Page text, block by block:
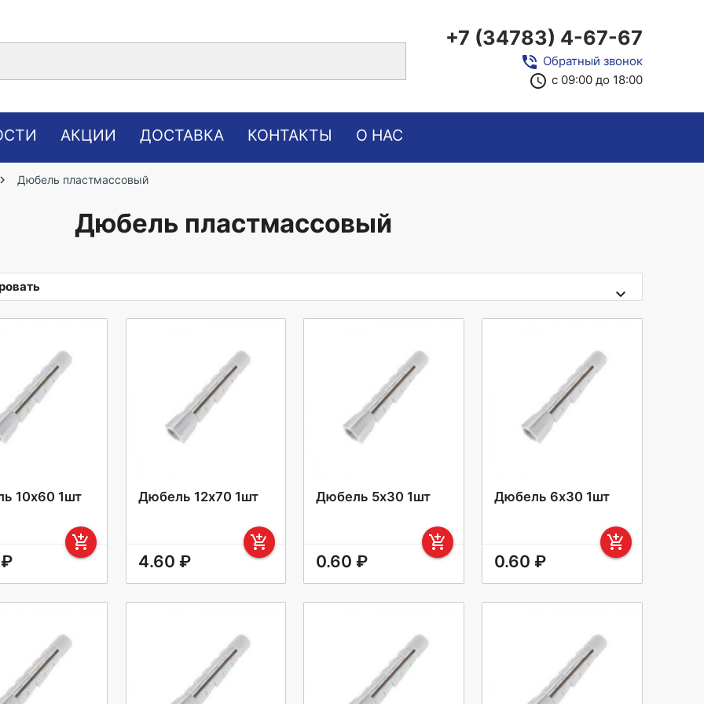
+7 (34783) 4-67-67
phone_in_talk Обратный звонок
access_time с 09:00 до 18:00
АКЦИИ ДОСТАВКА КОНТАКТЫ О НАС
Дюбель пластмассовый
Дюбель пластмассовый
10х60 1шт
add_shopping_cart
Дюбель 12х70 1шт
add_shopping_cart
4.60 ₽
Дюбель 5х30 1шт
add_shopping_cart
0.60 ₽
Дюбель 6х30 1шт
add_shopping_cart
0.60 ₽